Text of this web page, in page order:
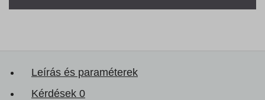
Leírás és paraméterek
Kérdések 0